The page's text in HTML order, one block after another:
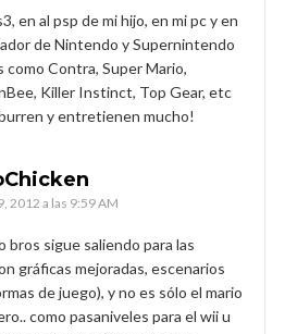
en al psp de mi hijo, en mi pc y en
de Nintendo y Supernintendo
como Contra, Super Mario,
Killer Instinct, Top Gear, etc
y entretienen mucho!
2012 a las 9:59 AM
bros sigue saliendo para las
gráficas mejoradas, escenarios
de juego), y no es sólo el mario
como pasaniveles para el wii u